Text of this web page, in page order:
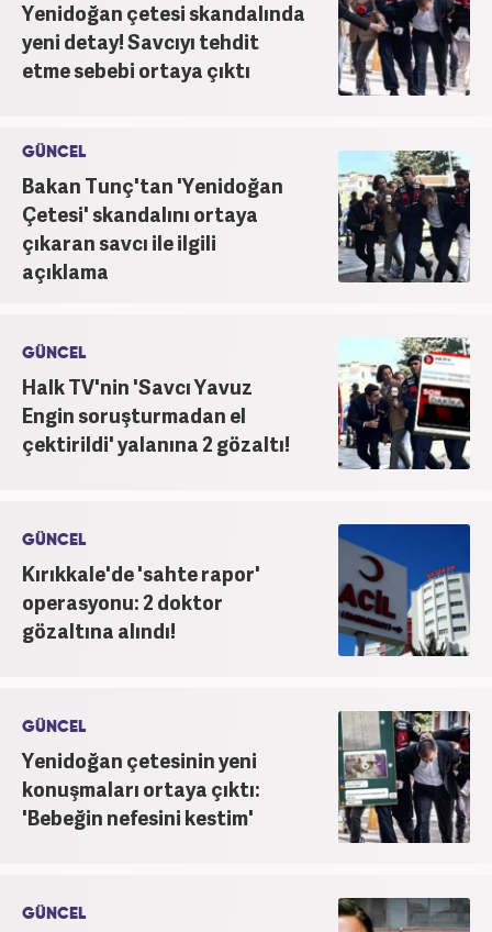
Yenidoğan çetesi skandalında
yeni detay! Savcıyı tehdit
etme sebebi ortaya çıktı
GÜNCEL
Bakan Tunç'tan 'Yenidoğan
Çetesi' skandalını ortaya
çıkaran savcı ile ilgili
açıklama
GÜNCEL
Halk TV'nin 'Savcı Yavuz
Engin soruşturmadan el
çektirildi' yalanına 2 gözaltı!
GÜNCEL
Kırıkkale'de 'sahte rapor'
operasyonu: 2 doktor
gözaltına alındı!
GÜNCEL
Yenidoğan çetesinin yeni
konuşmaları ortaya çıktı:
'Bebeğin nefesini kestim'
GÜNCEL